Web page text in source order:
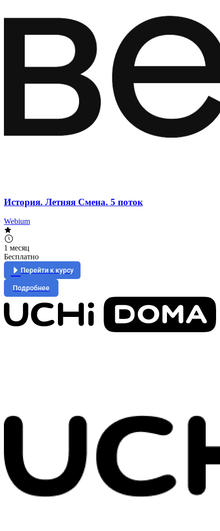
История. Летняя Смена. 5 поток
Webium
1 месяц
Бесплатно
Перейти к курсу
Подробнее